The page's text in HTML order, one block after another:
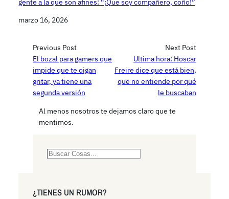
gente a la que son afines: “¡Que soy compañero, coño!”
Fecha
marzo 16, 2026
Previous Post
El bozal para gamers que
impide que te oigan
gritar, ya tiene una
segunda versión
Next Post
Ultima hora: Hoscar
Freire dice que está bien,
que no entiende por qué
le buscaban
Al menos nosotros te dejamos claro que te
mentimos.
S
r
¿TIENES UN RUMOR?